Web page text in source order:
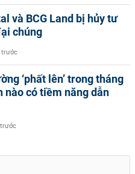
và BCG Land bị hủy tư
chúng
trước
‘phất lên’ trong tháng
nào có tiềm năng dẫn